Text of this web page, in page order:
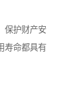
保护财产安
寿命都具有